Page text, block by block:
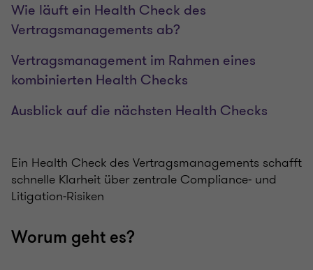
Wie läuft ein Health Check des
Vertragsmanagements ab?
Vertragsmanagement im Rahmen eines
kombinierten Health Checks
Ausblick auf die nächsten Health Checks
Ein Health Check des Vertragsmanagements schafft
schnelle Klarheit über zentrale Compliance‑ und
Litigation‑Risiken
Worum geht es?